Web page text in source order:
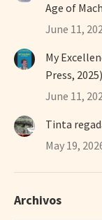
Age of
June 11,
My
Press, 2025)
June 11,
Tinta
May 19,
Archivos